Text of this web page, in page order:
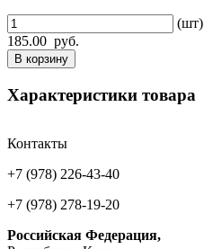
(шт)
185.00 руб.
В корзину
Характеристики товара
Контакты
+7 (978) 226-43-40
+7 (978) 278-19-20
Российская Федерация,